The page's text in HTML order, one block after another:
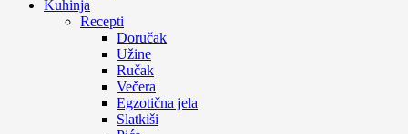
Kuhinja
Recepti
Doručak
Užine
Ručak
Večera
Egzotična jela
Slatkiši